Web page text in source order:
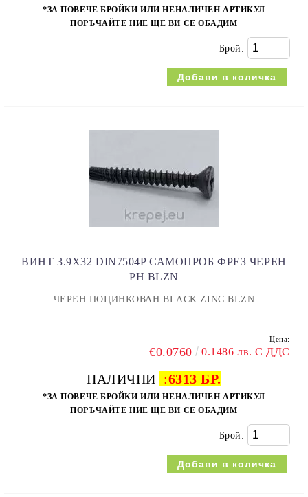
*ЗА ПОВЕЧЕ БРОЙКИ ИЛИ НЕНАЛИЧЕН АРТИКУЛ
ПОРЪЧАЙТЕ НИЕ ЩЕ ВИ СЕ ОБАДИМ
Брой:
ВИНТ 3.9Х32 DIN7504P САМОПРОБ ФРЕЗ ЧЕРЕН
PH BLZN
ЧЕРЕН ПОЦИНКОВАН BLACK ZINC BLZN
Цена:
€0.0760 0.1486 лв. С ДДС
НАЛИЧНИ :6313 БР.
*ЗА ПОВЕЧЕ БРОЙКИ ИЛИ НЕНАЛИЧЕН АРТИКУЛ
ПОРЪЧАЙТЕ НИЕ ЩЕ ВИ СЕ ОБАДИМ
Брой: